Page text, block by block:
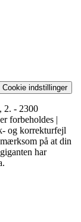
Cookie indstillinger
2. - 2300
forbeholdes |
og korrekturfejl
på at din
har